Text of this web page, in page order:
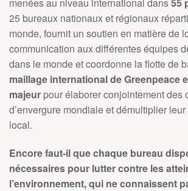
25 bureaux nationaux et régionaux
monde, fournit un soutien en matière de
communication aux différentes équipes
dans le monde et coordonne la flotte de
maillage international de Greenpeace
majeur pour élaborer conjointement des
d’envergure mondiale et démultiplier
local.
Encore faut-il que chaque bureau
nécessaires pour lutter contre les
l’environnement, qui ne connaissent